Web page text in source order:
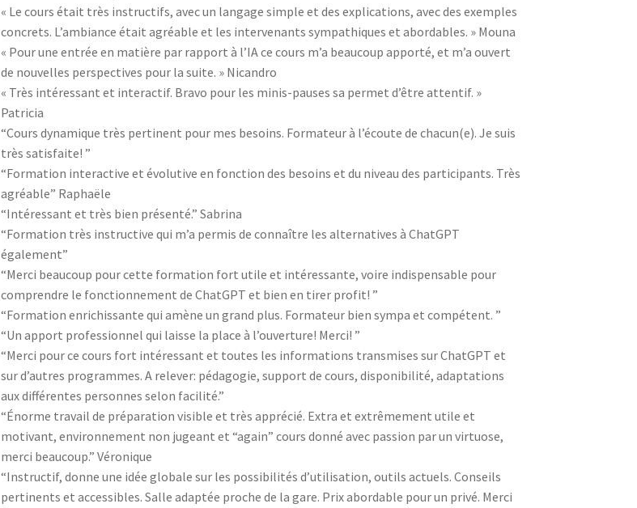
« Le cours était très instructifs, avec un langage simple et des explications, avec des exemples
concrets. L’ambiance était agréable et les intervenants sympathiques et abordables. » Mouna
« Pour une entrée en matière par rapport à l’IA ce cours m’a beaucoup apporté, et m’a ouvert
de nouvelles perspectives pour la suite. » Nicandro
« Très intéressant et interactif. Bravo pour les minis-pauses sa permet d’être attentif. »
Patricia
“Cours dynamique très pertinent pour mes besoins. Formateur à l’écoute de chacun(e). Je suis
très satisfaite! ”
“Formation interactive et évolutive en fonction des besoins et du niveau des participants. Très
agréable” Raphaële
“Intéressant et très bien présenté.” Sabrina
“Formation très instructive qui m’a permis de connaître les alternatives à ChatGPT
également”
“Merci beaucoup pour cette formation fort utile et intéressante, voire indispensable pour
comprendre le fonctionnement de ChatGPT et bien en tirer profit! ”
“Formation enrichissante qui amène un grand plus. Formateur bien sympa et compétent. ”
“Un apport professionnel qui laisse la place à l’ouverture! Merci! ”
“Merci pour ce cours fort intéressant et toutes les informations transmises sur ChatGPT et
sur d’autres programmes. A relever: pédagogie, support de cours, disponibilité, adaptations
aux différentes personnes selon facilité.”
“Énorme travail de préparation visible et très apprécié. Extra et extrêmement utile et
motivant, environnement non jugeant et “again” cours donné avec passion par un virtuose,
merci beaucoup.” Véronique
“Instructif, donne une idée globale sur les possibilités d’utilisation, outils actuels. Conseils
pertinents et accessibles. Salle adaptée proche de la gare. Prix abordable pour un privé. Merci